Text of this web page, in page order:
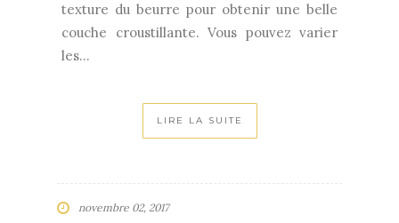
texture du beurre pour obtenir une belle
couche croustillante. Vous pouvez varier
les...
LIRE LA SUITE
novembre 02, 2017